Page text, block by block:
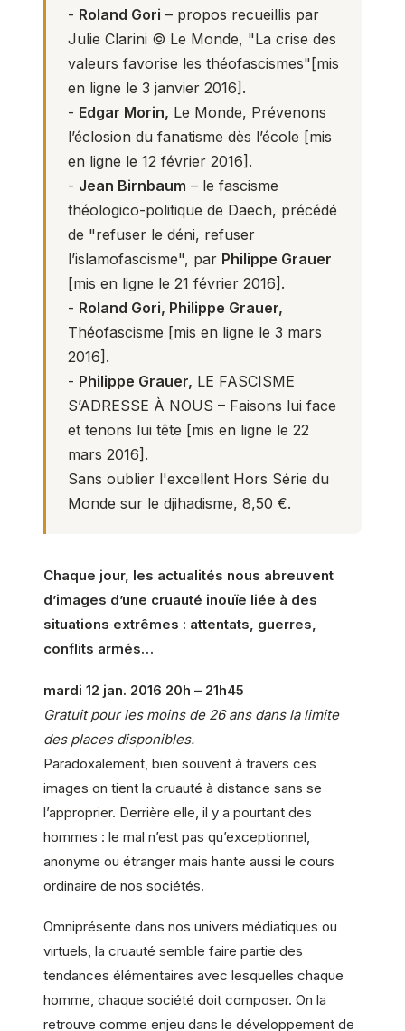
- Roland Gori – propos recueillis par
Julie Clarini © Le Monde, "La crise des
valeurs favorise les théofascismes"[mis
en ligne le 3 janvier 2016].
- Edgar Morin, Le Monde, Prévenons
l’éclosion du fanatisme dès l’école [mis
en ligne le 12 février 2016].
- Jean Birnbaum – le fascisme
théologico-politique de Daech, précédé
de "refuser le déni, refuser
l’islamofascisme", par Philippe Grauer
[mis en ligne le 21 février 2016].
- Roland Gori, Philippe Grauer,
Théofascisme [mis en ligne le 3 mars
2016].
- Philippe Grauer, LE FASCISME
S’ADRESSE À NOUS – Faisons lui face
et tenons lui tête [mis en ligne le 22
mars 2016].
Sans oublier l'excellent Hors Série du
Monde sur le djihadisme, 8,50 €.
Chaque jour, les actualités nous abreuvent
d’images d’une cruauté inouïe liée à des
situations extrêmes : attentats, guerres,
conflits armés…
mardi 12 jan. 2016 20h – 21h45
Gratuit pour les moins de 26 ans dans la limite
des places disponibles.
Paradoxalement, bien souvent à travers ces
images on tient la cruauté à distance sans se
l’approprier. Derrière elle, il y a pourtant des
hommes : le mal n’est pas qu’exceptionnel,
anonyme ou étranger mais hante aussi le cours
ordinaire de nos sociétés.
Omniprésente dans nos univers médiatiques ou
virtuels, la cruauté semble faire partie des
tendances élémentaires avec lesquelles chaque
homme, chaque société doit composer. On la
retrouve comme enjeu dans le développement de